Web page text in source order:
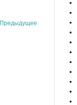
Предыдущее